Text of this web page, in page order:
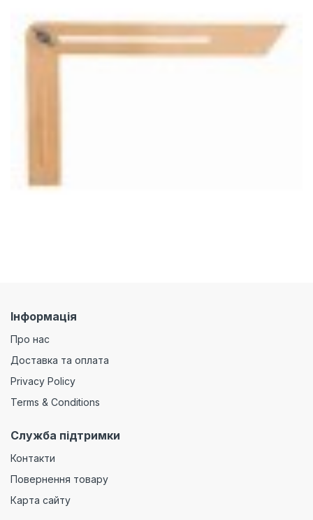
Інформація
Про нас
Доставка та оплата
Privacy Policy
Terms & Conditions
Служба підтримки
Контакти
Повернення товару
Карта сайту